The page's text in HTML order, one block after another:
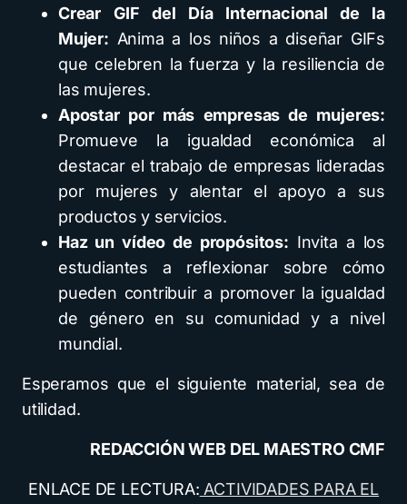
Crear GIF del Día Internacional de la
Mujer: Anima a los niños a diseñar GIFs
que celebren la fuerza y ​​la resiliencia de
las mujeres.
Apostar por más empresas de mujeres:
Promueve la igualdad económica al
destacar el trabajo de empresas lideradas
por mujeres y alentar el apoyo a sus
productos y servicios.
Haz un vídeo de propósitos: Invita a los
estudiantes a reflexionar sobre cómo
pueden contribuir a promover la igualdad
de género en su comunidad y a nivel
mundial.
Esperamos que el siguiente material, sea de
utilidad.
REDACCIÓN WEB DEL MAESTRO CMF
ENLACE DE LECTURA: ACTIVIDADES PARA EL